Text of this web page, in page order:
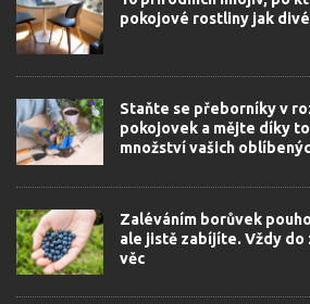
pokojové rostliny jak divé
Staňte se přeborníky v
pokojovek a mějte díky
množství vašich
Zaléváním borůvek
ale jistě zabíjíte. Vždy
věc